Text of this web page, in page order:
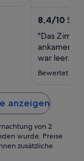
8,4/10
"Das
ankamen,
war leer.
wenn man
seltsamen
richtig
Bewertet am
anzeigen
von 2
wurde. Preise
zusätzliche